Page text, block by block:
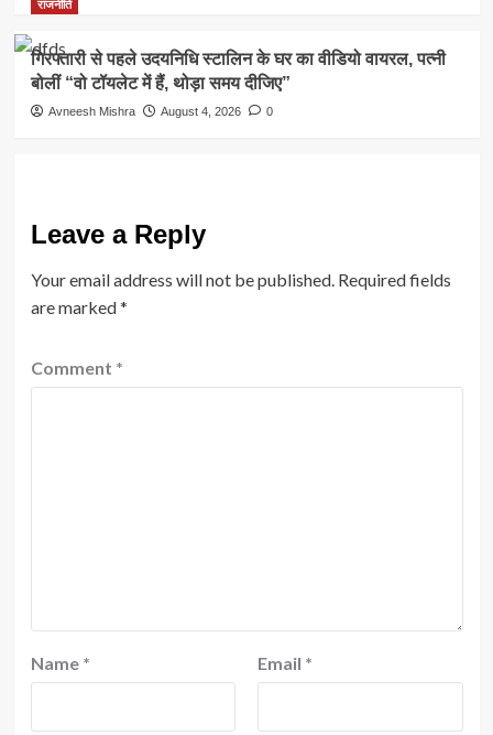
राजनीति
गिरफ्तारी से पहले उदयनिधि स्टालिन के घर का वीडियो वायरल, पत्नी
बोलीं “वो टॉयलेट में हैं, थोड़ा समय दीजिए”
Avneesh Mishra August 4, 2026 0
Leave a Reply
Your email address will not be published. Required fields
are marked*
Comment *
Name * Email *